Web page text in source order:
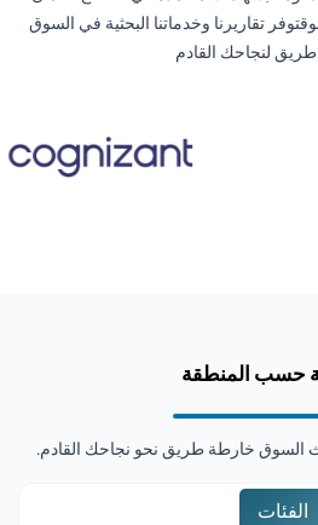
تقاريرنا وخدماتنا البحثية في السوق
لنجاحك القادم
حسب المنطقة
السوق خارطة طريق نحو نجاحك القادم.
الفئات